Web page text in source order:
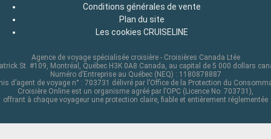
Conditions générales de vente
Plan du site
Les cookies CRUISELINE
Agence de voyage spécialisée croisière - Croisières Canada Ltée
St. #109, Montréal, Québec H3K 0A8 Canada, au capital de 5 000 dollars
Numéro d’Entreprise au Québec (NEQ) : 1180878887
d’agent de voyage n° : 703731 délivré par l’Office de la Protection du
Croisière Online est un organisme agréé par l’OPC (Licence No. 703731),
offrant à chaque voyageur une protection claire, fiable et entièrement réglementée